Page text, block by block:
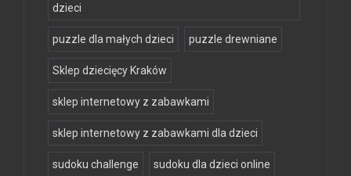
dzieci
puzzle dla małych dzieci puzzle drewniane
Sklep dziecięcy Kraków
sklep internetowy z zabawkami
sklep internetowy z zabawkami dla dzieci
sudoku challenge sudoku dla dzieci online